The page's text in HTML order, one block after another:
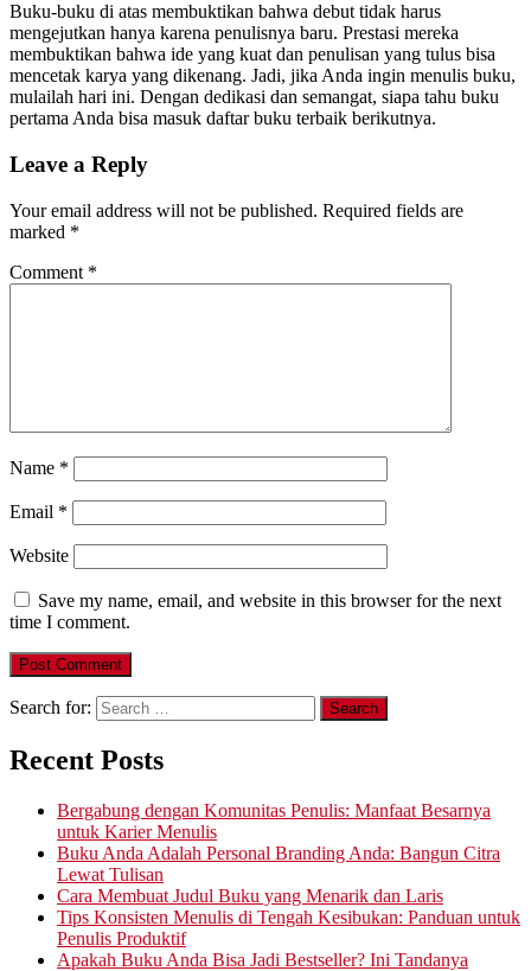
Buku-buku di atas membuktikan bahwa debut tidak harus
mengejutkan hanya karena penulisnya baru. Prestasi mereka
membuktikan bahwa ide yang kuat dan penulisan yang tulus bisa
mencetak karya yang dikenang. Jadi, jika Anda ingin menulis buku,
mulailah hari ini. Dengan dedikasi dan semangat, siapa tahu buku
pertama Anda bisa masuk daftar buku terbaik berikutnya.
Leave a Reply
Your email address will not be published. Required fields are
marked *
Comment *
Name *
Email *
Website
Save my name, email, and website in this browser for the next
time I comment.
Search for:
Recent Posts
Bergabung dengan Komunitas Penulis: Manfaat Besarnya
untuk Karier Menulis
Buku Anda Adalah Personal Branding Anda: Bangun Citra
Lewat Tulisan
Cara Membuat Judul Buku yang Menarik dan Laris
Tips Konsisten Menulis di Tengah Kesibukan: Panduan untuk
Penulis Produktif
Apakah Buku Anda Bisa Jadi Bestseller? Ini Tandanya